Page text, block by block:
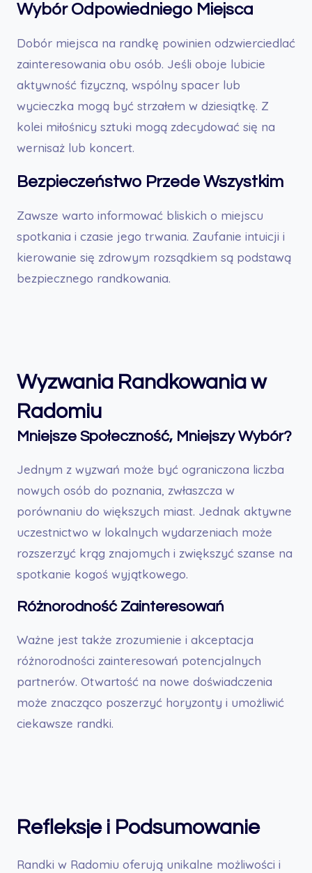
Wybór Odpowiedniego Miejsca
Dobór miejsca na randkę powinien odzwierciedlać
zainteresowania obu osób. Jeśli oboje lubicie
aktywność fizyczną, wspólny spacer lub
wycieczka mogą być strzałem w dziesiątkę. Z
kolei miłośnicy sztuki mogą zdecydować się na
wernisaż lub koncert.
Bezpieczeństwo Przede Wszystkim
Zawsze warto informować bliskich o miejscu
spotkania i czasie jego trwania. Zaufanie intuicji i
kierowanie się zdrowym rozsądkiem są podstawą
bezpiecznego randkowania.
Wyzwania Randkowania w
Radomiu
Mniejsze Społeczność, Mniejszy Wybór?
Jednym z wyzwań może być ograniczona liczba
nowych osób do poznania, zwłaszcza w
porównaniu do większych miast. Jednak aktywne
uczestnictwo w lokalnych wydarzeniach może
rozszerzyć krąg znajomych i zwiększyć szanse na
spotkanie kogoś wyjątkowego.
Różnorodność Zainteresowań
Ważne jest także zrozumienie i akceptacja
różnorodności zainteresowań potencjalnych
partnerów. Otwartość na nowe doświadczenia
może znacząco poszerzyć horyzonty i umożliwić
ciekawsze randki.
Refleksje i Podsumowanie
Randki w Radomiu oferują unikalne możliwości i